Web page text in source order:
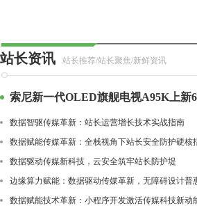
站长资讯 站长推荐/站长聚焦/新鲜资讯
索尼新一代OLED旗舰电视A95K上新
数据智驱传媒革新：站长运营增长技术实战指南
数据赋能传媒革新：全栈视角下站长安全防护硬核
数据驱动传媒新科技，云安全筑牢站长防护堤
边缘算力赋能：数据驱动传媒革新，无障碍设计普
数据赋能技术革新：小程序开发激活传媒科技新动